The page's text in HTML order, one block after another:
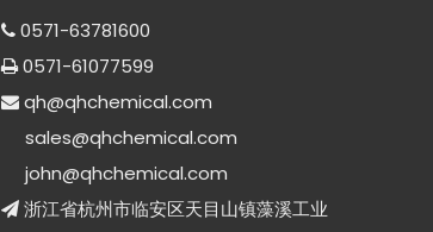
 0571-63781600
0571-61077599
 qh@qhchemical.com
sales@qhchemical.com
john@qhchemical.com
 浙江省杭州市临安区天目山镇藻溪工业